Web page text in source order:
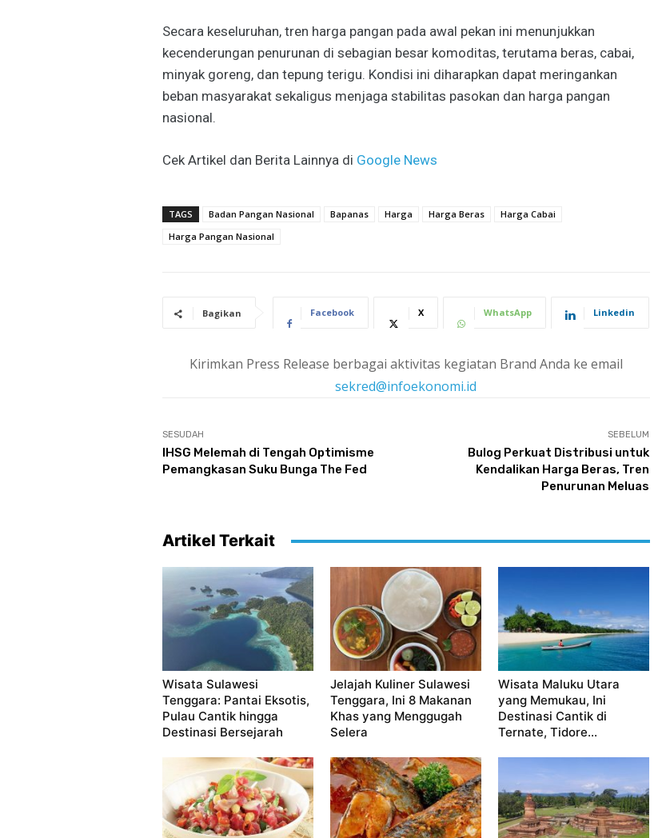
Secara keseluruhan, tren harga pangan pada awal pekan ini menunjukkan
kecenderungan penurunan di sebagian besar komoditas, terutama beras, cabai,
minyak goreng, dan tepung terigu. Kondisi ini diharapkan dapat meringankan
beban masyarakat sekaligus menjaga stabilitas pasokan dan harga pangan
nasional.
Cek Artikel dan Berita Lainnya di Google News
TAGS Badan Pangan Nasional Bapanas Harga Harga Beras
Harga Cabai
Harga Pangan Nasional
Bagikan Facebook X WhatsApp Linkedin
Kirimkan Press Release berbagai aktivitas kegiatan Brand Anda ke email
sekred@infoekonomi.id
SESUDAH
IHSG Melemah di Tengah Optimisme
Pemangkasan Suku Bunga The Fed
SEBELUM
Bulog Perkuat Distribusi untuk
Kendalikan Harga Beras, Tren
Penurunan Meluas
Artikel Terkait
Wisata Sulawesi
Tenggara: Pantai Eksotis,
Pulau Cantik hingga
Destinasi Bersejarah
Jelajah Kuliner Sulawesi
Tenggara, Ini 8 Makanan
Khas yang Menggugah
Selera
Wisata Maluku Utara
yang Memukau, Ini
Destinasi Cantik di
Ternate, Tidore...